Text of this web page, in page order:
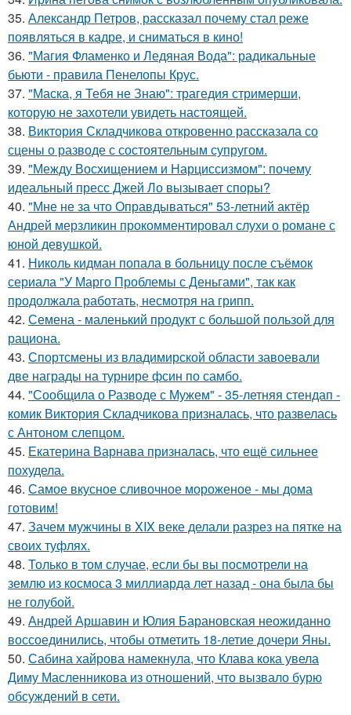
35. Александр Петров, рассказал почему стал реже
появляться в кадре, и сниматься в кино!
36. "Магия Фламенко и Ледяная Вода": радикальные
бьюти - правила Пенелопы Крус.
37. "Маска, я Тебя не Знаю": трагедия стримерши,
которую не захотели увидеть настоящей.
38. Виктория Складчикова откровенно рассказала со
сцены о разводе с состоятельным супругом.
39. "Между Восхищением и Нарциссизмом": почему
идеальный пресс Джей Ло вызывает споры?
40. "Мне не за что Оправдываться" 53-летний актёр
Андрей мерзликин прокомментировал слухи о романе с
юной девушкой.
41. Николь кидман попала в больницу после съёмок
сериала "У Марго Проблемы с Деньгами", так как
продолжала работать, несмотря на грипп.
42. Семена - маленький продукт с большой пользой для
рациона.
43. Спортсмены из владимирской области завоевали
две награды на турнире фсин по самбо.
44. "Сообщила о Разводе с Мужем" - 35-летняя стендап -
комик Виктория Складчикова призналась, что развелась
с Антоном слепцом.
45. Екатерина Варнава призналась, что ещё сильнее
похудела.
46. Самое вкусное сливочное мороженое - мы дома
готовим!
47. Зачем мужчины в XIX веке делали разрез на пятке на
своих туфлях.
48. Только в том случае, если бы вы посмотрели на
землю из космоса 3 миллиарда лет назад - она была бы
не голубой.
49. Андрей Аршавин и Юлия Барановская неожиданно
воссоединились, чтобы отметить 18-летие дочери Яны.
50. Сабина хайрова намекнула, что Клава кока увела
Диму Масленникова из отношений, что вызвало бурю
обсуждений в сети.